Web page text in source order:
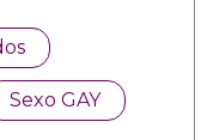
Sexo GAY